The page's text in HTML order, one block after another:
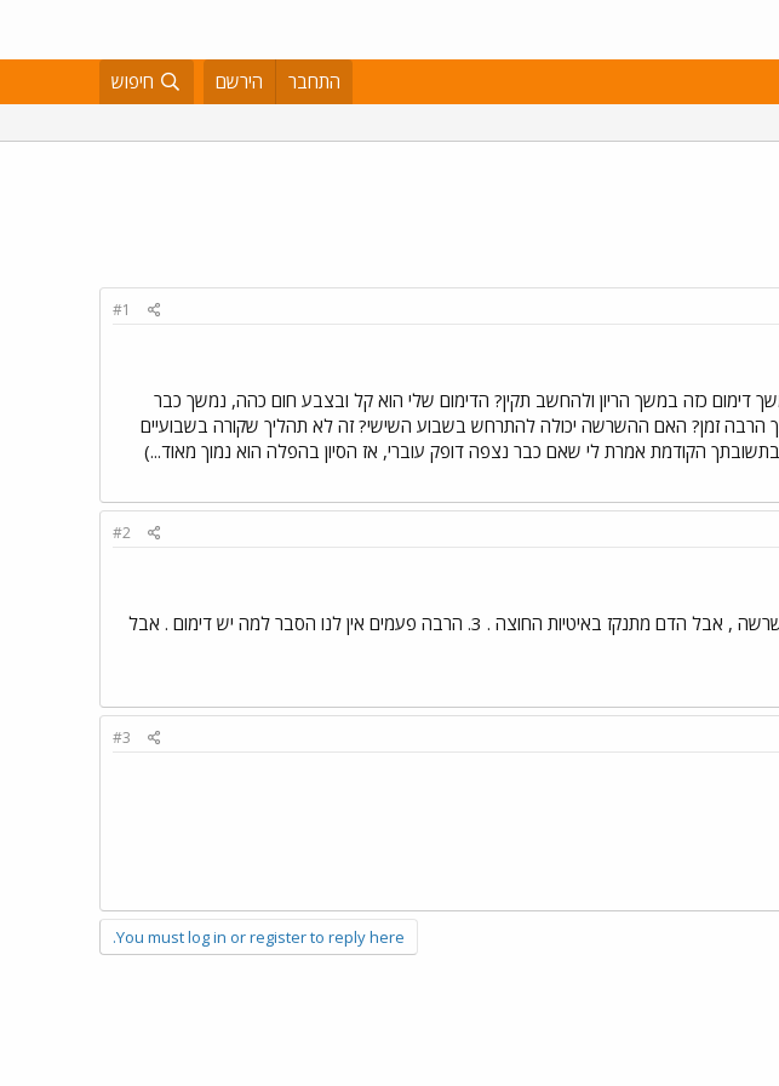
התחבר הירשם חיפוש
#1
הקודמת! רציתי לדעת גם: 1. כמה זמן יכול להמשך דימום כזה במשך הריון ולהחשב תקין? הדימום שלי הוא קל ובצבע חום כהה, נמשך כבר
יכולה להמשך כל כך הרבה זמן? האם ההשרשה יכולה להתרחש בשבוע השישי? זה לא תהליך שקורה בשבועיים
(בתשובתך הקודמת אמרת לי שאם כבר נצפה דופק עוברי, אז הסיון בהפלה הוא נמוך מאוד...)
#2
שלום 1. ממספר ימים עד אפילו מספר שבועות . 2. לא , הדימום נוצר אז, בהשרשה , אבל הדם מתנקז באיטיות החוצה . 3. הרבה פעמים אין לנו הסבר למה יש דימום . אבל
#3
You must log in or register to reply here.